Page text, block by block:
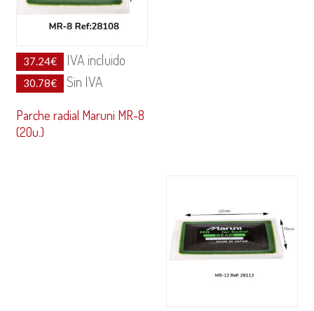
37.24€ IVA incluido
30.78€ Sin IVA
Parche radial Maruni MR-8
(20u.)